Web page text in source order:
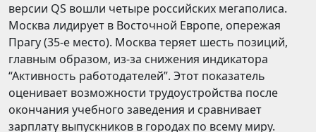
версии QS вошли четыре российских мегаполиса.
Москва лидирует в Восточной Европе, опережая
Прагу (35-е место). Москва теряет шесть позиций,
главным образом, из-за снижения индикатора
“Активность работодателей”. Этот показатель
оценивает возможности трудоустройства после
окончания учебного заведения и сравнивает
зарплату выпускников в городах по всему миру.